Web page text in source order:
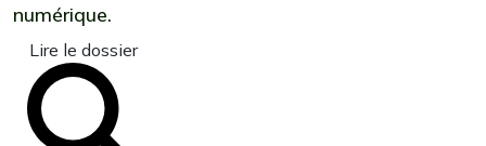
numérique.
Lire le dossier